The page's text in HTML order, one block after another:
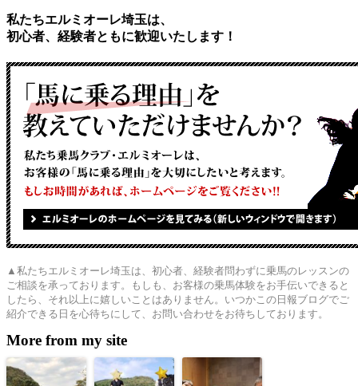
私たちエルミオーレ埼玉は、
初心者、経験者ともに歓迎いたします！
▲私たちエルミオーレ埼玉は、初心者、経験者問わずに乗馬のレッスンの
ご相談を承っております。もしも、お客様の乗馬体験をお手伝いできると
したら、それ以上に嬉しいことはありません。いつかこの日報ブログでご
紹介できる日を心待ちにして、お問い合わせをお待ちしております。
More from my site